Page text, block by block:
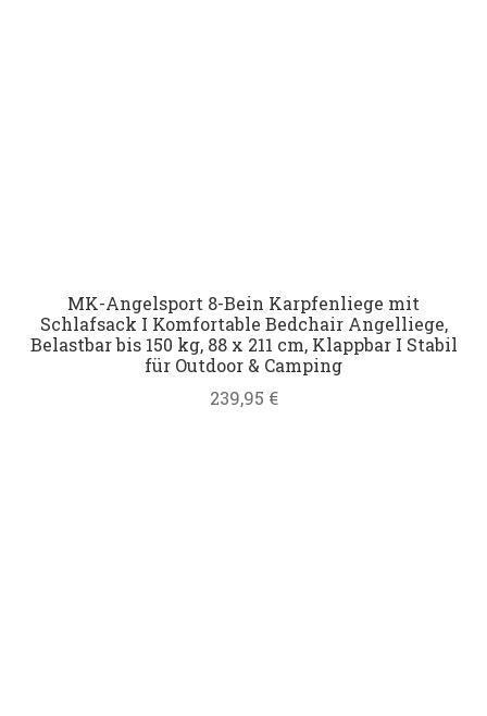
MK-Angelsport 8-Bein Karpfenliege mit
Schlafsack I Komfortable Bedchair Angelliege,
Belastbar bis 150 kg, 88 x 211 cm, Klappbar I Stabil
für Outdoor & Camping
239,95 €